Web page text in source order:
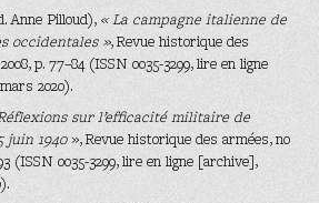
Anne Pilloud), « La campagne italienne de
occidentales », Revue historique des
p. 77–84 (ISSN 0035-3299, lire en ligne
2020).
sur l’efficacité militaire de
juin 1940», Revue historique des armées, no
(ISSN 0035-3299, lire en ligne [archive],